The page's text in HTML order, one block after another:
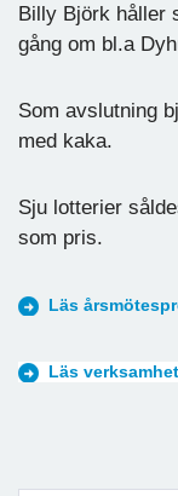
Billy Björk håller
gång om bl.a
Som avslutning
med kaka.
Sju lotterier
som pris.
Läs
Läs